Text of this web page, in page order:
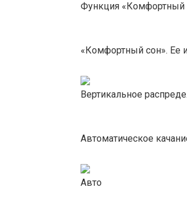
Функция «Комфортный
«Комфортный сон». Ее
Вертикальное
Автоматическое
Авто